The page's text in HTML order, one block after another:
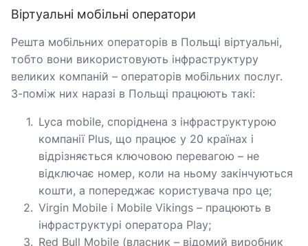
Віртуальні мобільні оператори
Решта мобільних операторів в Польщі віртуальні,
тобто вони використовують інфраструктуру
великих компаній – операторів мобільних послуг.
З-поміж них наразі в Польщі працюють такі:
Lyca mobile, споріднена з інфраструктурою
компанії Plus, що працює у 20 країнах і
відрізняється ключовою перевагою – не
відключає номер, коли на ньому закінчуються
кошти, а попереджає користувача про це;
Virgin Mobile і Mobile Vikings – працюють в
інфраструктурі оператора Play;
Red Bull Mobile (власник – відомий виробник